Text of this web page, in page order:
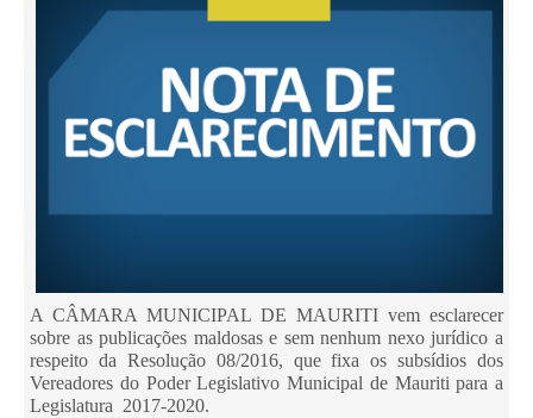
A CÂMARA MUNICIPAL DE MAURITI vem esclarecer
sobre as publicações maldosas e sem nenhum nexo jurídico a
respeito da Resolução 08/2016, que fixa os subsídios dos
Vereadores do Poder Legislativo Municipal de Mauriti para a
Legislatura 2017-2020.